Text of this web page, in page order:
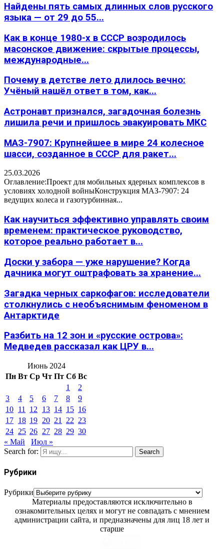
Найдены пять самых длинных слов русского
языка — от 29 до 55...
Как в конце 1980-х в СССР возродилось
масонское движение: скрытые процессы,
международные...
Почему в детстве лето длилось вечно:
Учёный нашёл ответ в том, как...
Астронавт признался, загадочная болезнь
лишила речи и пришлось эвакуировать МКС
МАЗ-7907: Крупнейшее в мире 24 колесное
шасси, созданное в СССР для ракет...
25.03.2026
Оглавление:Проект для мобильных ядерных комплексов в
условиях холодной войныКонструкция МАЗ-7907: 24
ведущих колеса и газотурбинная...
Как научиться эффективно управлять своим
временем: практическое руководство,
которое реально работает в...
Доски у забора — уже нарушение? Когда
дачника могут оштрафовать за хранение...
Загадка черных саркофагов: исследователи
столкнулись с необъяснимым феноменом в
Антарктиде
Разбить на 12 зон и «русские острова»:
Медведев рассказал как ЦРУ в...
Июнь 2024
Пн Вт Ср Чт Пт Сб Вс
1
2
3
4 5 6 7 8
9
10 11 12 13 14 15 16
17 18 19 20 21 22 23
24 25 26 27 28 29 30
« Май
Июл »
Search for:
Search
Рубрики
Рубрики
Материалы предоставляются исключительно в
ознакомительных целях и могут не совпадать с мнением
администрации сайта, и предназначены для лиц 18 лет и
старше